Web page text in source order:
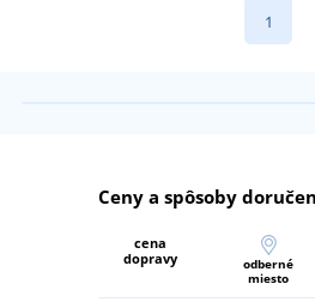
1
Ceny a spôsoby
cena
dopravy
odberné
miesto